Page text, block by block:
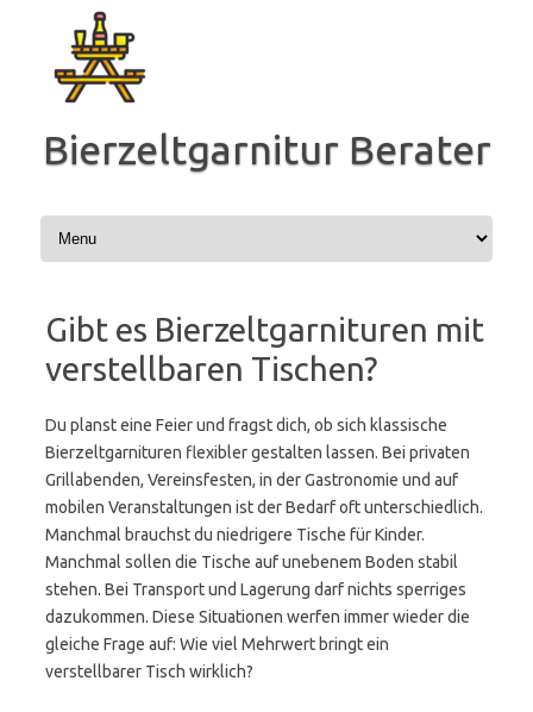
springen
Bierzeltgarnitur Berater
Gibt es Bierzeltgarnituren mit
verstellbaren Tischen?
Du planst eine Feier und fragst dich, ob sich klassische
Bierzeltgarnituren flexibler gestalten lassen. Bei privaten
Grillabenden, Vereinsfesten, in der Gastronomie und auf
mobilen Veranstaltungen ist der Bedarf oft unterschiedlich.
Manchmal brauchst du niedrigere Tische für Kinder.
Manchmal sollen die Tische auf unebenem Boden stabil
stehen. Bei Transport und Lagerung darf nichts sperriges
dazukommen. Diese Situationen werfen immer wieder die
gleiche Frage auf: Wie viel Mehrwert bringt ein
verstellbarer Tisch wirklich?